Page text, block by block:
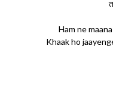
Ham ne
Khaak ho